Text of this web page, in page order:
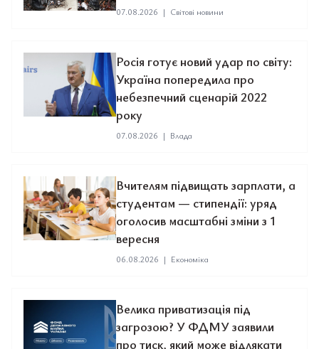
07.08.2026 | Світові новини
Росія готує новий удар по світу:
Україна попередила про
небезпечний сценарій 2022
року
07.08.2026 | Влада
Вчителям підвищать зарплати, а
студентам — стипендії: уряд
оголосив масштабні зміни з 1
вересня
06.08.2026 | Економіка
Велика приватизація під
загрозою? У ФДМУ заявили
про тиск, який може відлякати